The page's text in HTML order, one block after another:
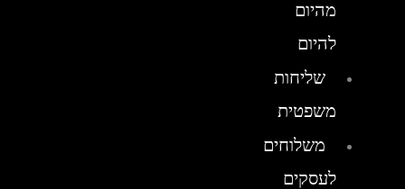
מהיום
להיום
שליחות
משפטית
משלוחים
לעסקים